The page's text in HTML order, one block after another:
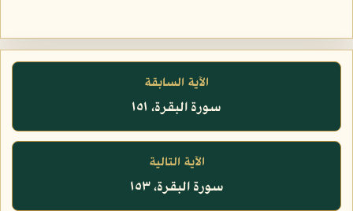
الآية السابقة
سورة البقرة، ١٥١
الآية التالية
سورة البقرة، ١٥٣